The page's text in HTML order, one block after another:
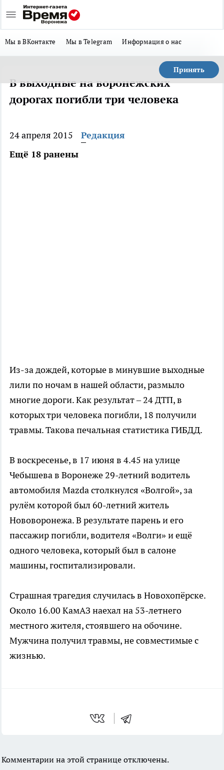
Мы в ВКонтакте Мы в Telegram Информация о нас
Принять
В выходные на воронежских
дорогах погибли три человека
24 апреля 2015
Редакция
Ещё 18 ранены
Из-за дождей, которые в минувшие выходные
лили по ночам в нашей области, размыло
многие дороги. Как результат – 24 ДТП, в
которых три человека погибли, 18 получили
травмы. Такова печальная статистика ГИБДД.
В воскресенье, в 17 июня в 4.45 на улице
Чебышева в Воронеже 29-летний водитель
автомобиля Mazda столкнулся «Волгой», за
рулём которой был 60-летний житель
Нововоронежа. В результате парень и его
пассажир погибли, водителя «Волги» и ещё
одного человека, который был в салоне
машины, госпитализировали.
Страшная трагедия случилась в Новохопёрске.
Около 16.00 КамАЗ наехал на 53-летнего
местного жителя, стоявшего на обочине.
Мужчина получил травмы, не совместимые с
жизнью.
Комментарии на этой странице отключены.